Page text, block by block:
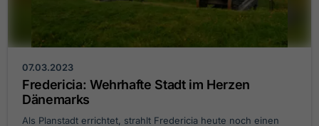
07.03.2023
Fredericia: Wehrhafte Stadt im Herzen
Dänemarks
Als Planstadt errichtet, strahlt Fredericia heute noch einen